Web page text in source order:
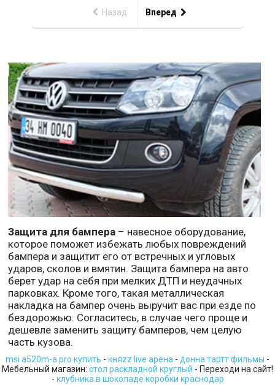
Назад Вперед
Защита для бампера – навесное оборудование,
которое поможет избежать любых повреждений
бампера и защитит его от встречных и угловых
ударов, сколов и вмятин. Защита бампера на авто
берет удар на себя при мелких ДТП и неудачных
парковках. Кроме того, такая металлическая
накладка на бампер очень выручит вас при езде по
бездорожью. Согласитесь, в случае чего проще и
дешевле заменить защиту бамперов, чем целую
часть кузова.
msi a520m-a pro купить - княzz live арена - донна тартт фильмы -
Мебельный магазин: стол раскладной круглый - Переходи на сайт!
- клубника в шоколаде коробки краснодар